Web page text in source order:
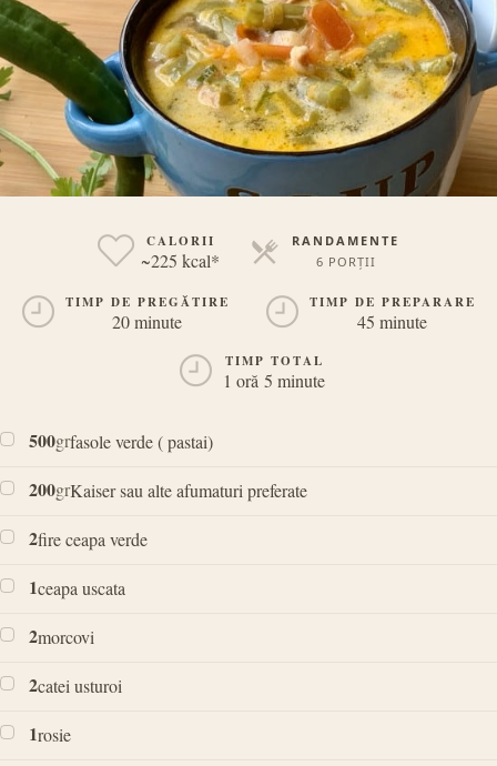
CALORII
~225 kcal*
RANDAMENTE
6 PORȚII
TIMP DE PREGĂTIRE
20 minute
TIMP DE PREPARARE
45 minute
TIMP TOTAL
1 oră 5 minute
500grfasole verde ( pastai)
200grKaiser sau alte afumaturi preferate
2fire ceapa verde
1ceapa uscata
2morcovi
2catei usturoi
1rosie